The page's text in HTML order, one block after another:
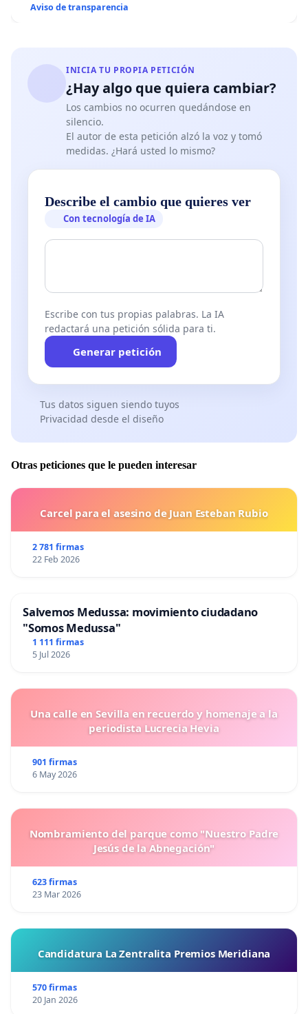
Aviso de transparencia
INICIA TU PROPIA PETICIÓN
¿Hay algo que quiera cambiar?
Los cambios no ocurren quedándose en
silencio.
El autor de esta petición alzó la voz y tomó
medidas. ¿Hará usted lo mismo?
Describe el cambio que quieres ver
Con tecnología de IA
Escribe con tus propias palabras. La IA
redactará una petición sólida para ti.
Generar petición
Tus datos siguen siendo tuyos
Privacidad desde el diseño
Otras peticiones que le pueden interesar
Carcel para el asesino de Juan Esteban Rubio
2 781 firmas
22 Feb 2026
Salvemos Medussa: movimiento ciudadano
"Somos Medussa"
1 111 firmas
5 Jul 2026
Una calle en Sevilla en recuerdo y homenaje a la
periodista Lucrecia Hevia
901 firmas
6 May 2026
Nombramiento del parque como "Nuestro Padre
Jesús de la Abnegación"
623 firmas
23 Mar 2026
Candidatura La Zentralita Premios Meridiana
570 firmas
20 Jan 2026